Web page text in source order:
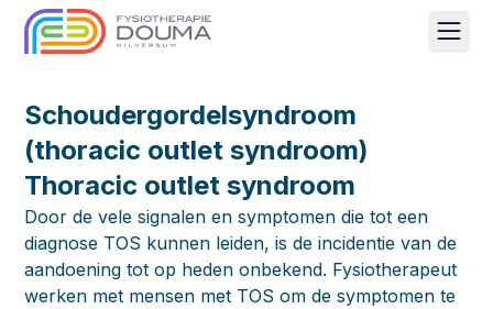
Schoudergordelsyndroom
(thoracic outlet syndroom)
Thoracic outlet syndroom
Door de vele signalen en symptomen die tot een
diagnose TOS kunnen leiden, is de incidentie van de
aandoening tot op heden onbekend. Fysiotherapeut
werken met mensen met TOS om de symptomen te